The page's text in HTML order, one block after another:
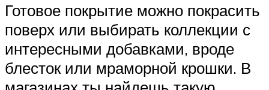
Готовое покрытие можно покрасить
поверх или выбирать коллекции с
интересными добавками, вроде
блесток или мраморной крошки. В